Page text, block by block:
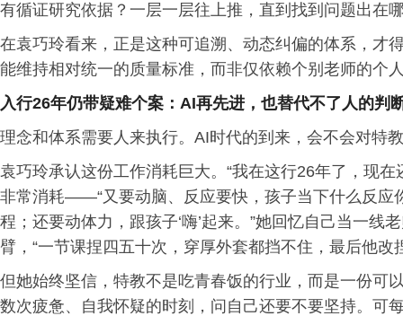
有循证研究依据？一层一层往上推，直到找到问题出在
在袁巧玲看来，正是这种可追溯、动态纠偏的体系，才
能维持相对统一的质量标准，而非仅依赖个别老师的个
入行26年仍带疑难个案： AI再先进，也替代不了人的判
理念和体系需要人来执行。AI时代的到来，会不会对特
袁巧玲承认这份工作消耗巨大。“我在这行26年了，现
非常消耗——“又要动脑、反应要快，孩子当下什么反应
程；还要动体力，跟孩子‘嗨’起来。”她回忆自己当一线
臂，“一节课捏四五十次，穿厚外套都挡不住，最后他改
但她始终坚信，特教不是吃青春饭的行业，而是一份可
数次疲惫、自我怀疑的时刻，问自己还要不要坚持。